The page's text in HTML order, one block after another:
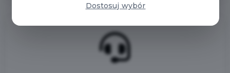
Dostosuj wybór